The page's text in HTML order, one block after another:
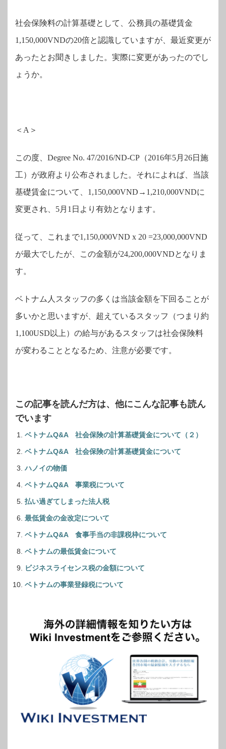
社会保険料の計算基礎として、公務員の基礎賃金
1,150,000VNDの20倍と認識していますが、最近変更が
あったとお聞きしました。実際に変更があったのでし
ょうか。
＜ A ＞
この度、 Degree No. 47/2016/ND-CP （2016年5月 26日施
工）が政府より公布されました。それによれば、当該
基礎賃金について、 1,150,000VND → 1,210,000VNDに
変更され、 5月 1 日より有効となります。
従って、これまで1,150,000VND x 20 =23,000,000VND
が最大でしたが、この金額が24,200,000VNDとなりま
す。
ベトナム人スタッフの多くは当該金額を下回ることが
多いかと思いますが、超えているスタッフ（つまり約
1,100USD 以上）の給与があるスタッフは社会保険料
が変わることとなるため、注意が必要です。
この記事を読んだ方は、他にこんな記事も読ん
でいます
ベトナムQ&A 社会保険の計算基礎賃金について（２）
ベトナムQ&A 社会保険の計算基礎賃金について
ハノイの物価
ベトナムQ&A 事業税について
払い過ぎてしまった法人税
最低賃金の金改定について
ベトナムQ&A 食事手当の非課税枠について
ベトナムの最低賃金について
ビジネスライセンス税の金額について
ベトナムの事業登録税について